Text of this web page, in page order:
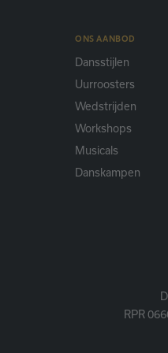
ONS AANBOD
Dansstijlen
Uurroosters
Wedstrijden
Workshops
Musicals
Danskampen
RPR